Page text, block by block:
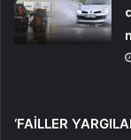
‘FAİLLER